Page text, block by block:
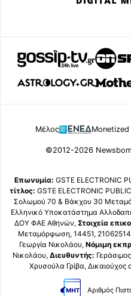
Μέλος Monetized
©2012-2026
Επωνυμία: GSTE ELECTRONIC
τίτλος: GSTE ELECTRONIC
Σολωμού 70 & Βάκχου 30
Ελληνικό Υποκατάστημα
ΔΟΥ ΦΑΕ Αθηνών, Στοιχεία
Μεταμόρφωση, 14451,
Γεωργία Νικολάου, Νόμιμη
Νικολάου, Διευθυντής:
Χρυσούλα Γρίβα, Δικαιούχος
Αριθμός